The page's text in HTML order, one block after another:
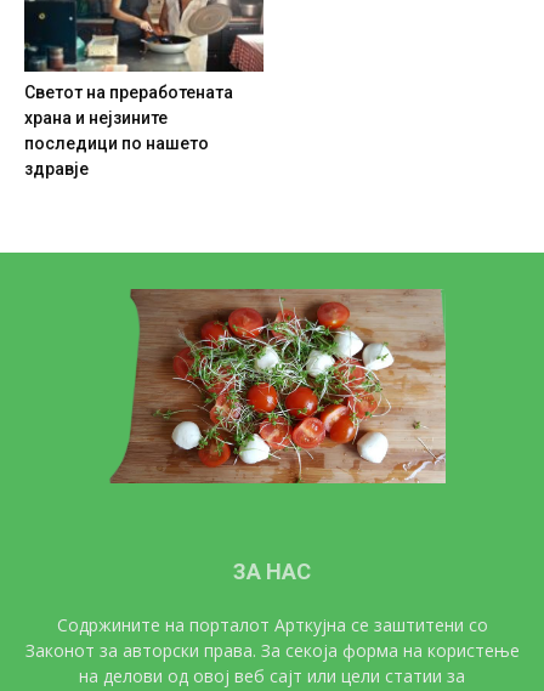
Светот на преработената
храна и нејзините
последици по нашето
здравје
ЗА НАС
Содржините на порталот Арткујна се заштитени со
Законот за авторски права. За секоја форма на користење
на делови од овој веб сајт или цели статии за